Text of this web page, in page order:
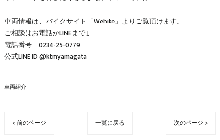
車両情報は、バイクサイト「Webike」よりご覧頂けます。
ご相談はお電話かLINEまで↓
電話番号 0234-25-0779
公式LINE ID @ktmyamagata
車両紹介
< 前のページ 一覧に戻る 次のページ >